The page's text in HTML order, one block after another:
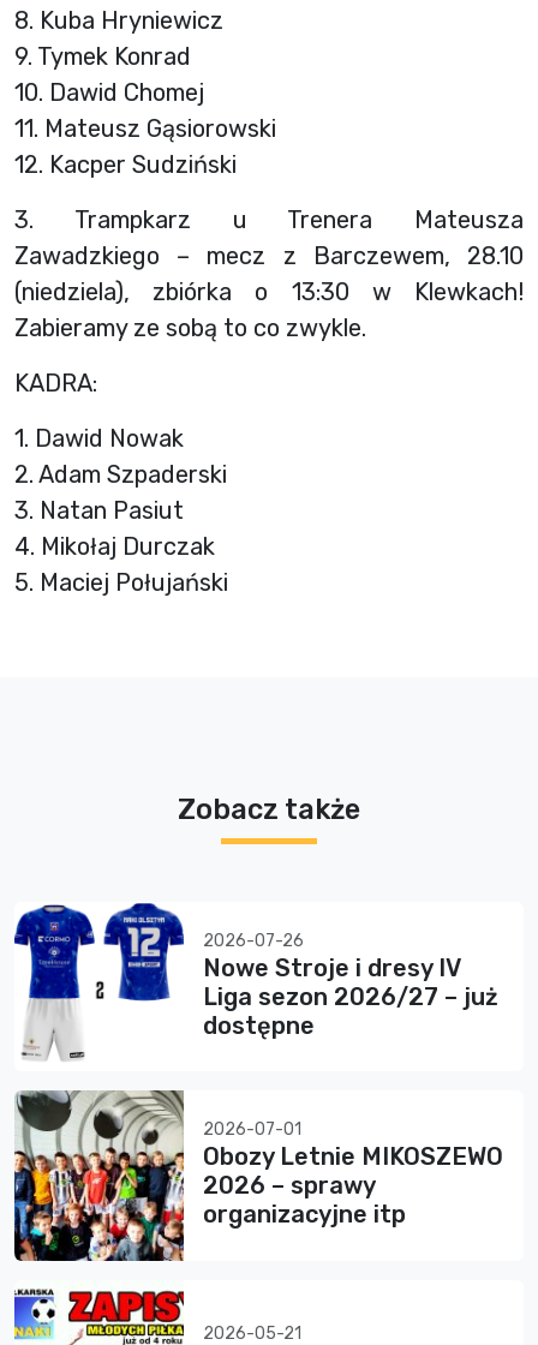
8. Kuba Hryniewicz
9. Tymek Konrad
10. Dawid Chomej
11. Mateusz Gąsiorowski
12. Kacper Sudziński
3. Trampkarz u Trenera Mateusza
Zawadzkiego – mecz z Barczewem, 28.10
(niedziela), zbiórka o 13:30 w Klewkach!
Zabieramy ze sobą to co zwykle.
KADRA:
1. Dawid Nowak
2. Adam Szpaderski
3. Natan Pasiut
4. Mikołaj Durczak
5. Maciej Połujański
Zobacz także
2026-07-26
Nowe Stroje i dresy IV
Liga sezon 2026/27 – już
dostępne
2026-07-01
Obozy Letnie MIKOSZEWO
2026 – sprawy
organizacyjne itp
2026-05-21